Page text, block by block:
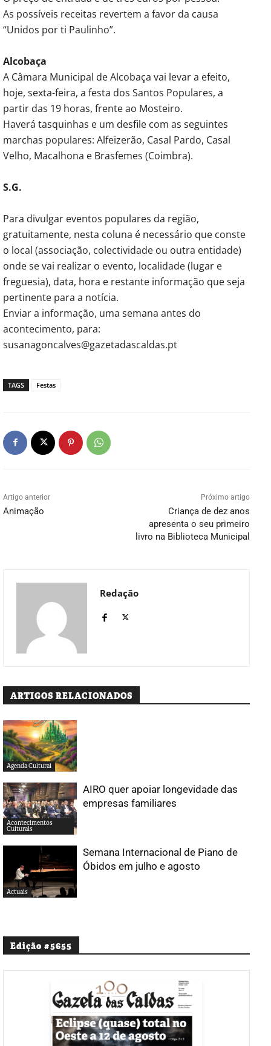
As possíveis receitas revertem a favor da causa
“Unidos por ti Paulinho”.
Alcobaça
A Câmara Municipal de Alcobaça vai levar a efeito,
hoje, sexta-feira, a festa dos Santos Populares, a
partir das 19 horas, frente ao Mosteiro.
Haverá tasquinhas e um desfile com as seguintes
marchas populares: Alfeizerão, Casal Pardo, Casal
Velho, Macalhona e Brasfemes (Coimbra).
S.G.
Para divulgar eventos populares da região,
gratuitamente, nesta coluna é necessário que conste
o local (associação, colectividade ou outra entidade)
onde se vai realizar o evento, localidade (lugar e
freguesia), data, hora e restante informação que seja
pertinente para a notícia.
Enviar a informação, uma semana antes do
acontecimento, para:
susanagoncalves@gazetadascaldas.pt
TAGS Festas
Artigo anterior
Animação
Próximo artigo
Criança de dez anos
apresenta o seu primeiro
livro na Biblioteca Municipal
Redação
ARTIGOS RELACIONADOS
Agenda Cultural
Acontecimentos
Culturais
AIRO quer apoiar longevidade das
empresas familiares
Actuais
Semana Internacional de Piano de
Óbidos em julho e agosto
Edição #5655